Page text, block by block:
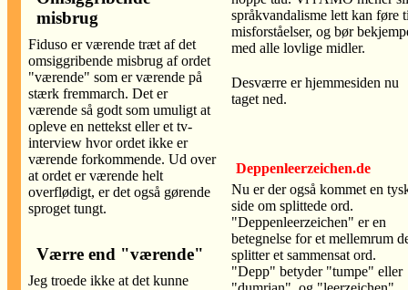
misbrug
Fiduso er værende træt af det
omsiggribende misbrug af ordet
"værende" som er værende på
stærk fremmarch. Det er
værende så godt som umuligt at
opleve en nettekst eller et tv-
interview hvor ordet ikke er
værende forkommende. Ud over
at ordet er værende helt
overflødigt, er det også gørende
sproget tungt.
Værre end "værende"
Jeg troede ikke at det kunne
språkvandalisme lett kan føre
misforståelser, og bør
med alle lovlige midler.
Desværre er hjemmesiden nu
taget ned.
Deppenleerzeichen.de
Nu er der også kommet en
side om splittede ord.
"Deppenleerzeichen" er en
betegnelse for et mellemrum
splitter et sammensat ord.
"Depp" betyder "tumpe" eller